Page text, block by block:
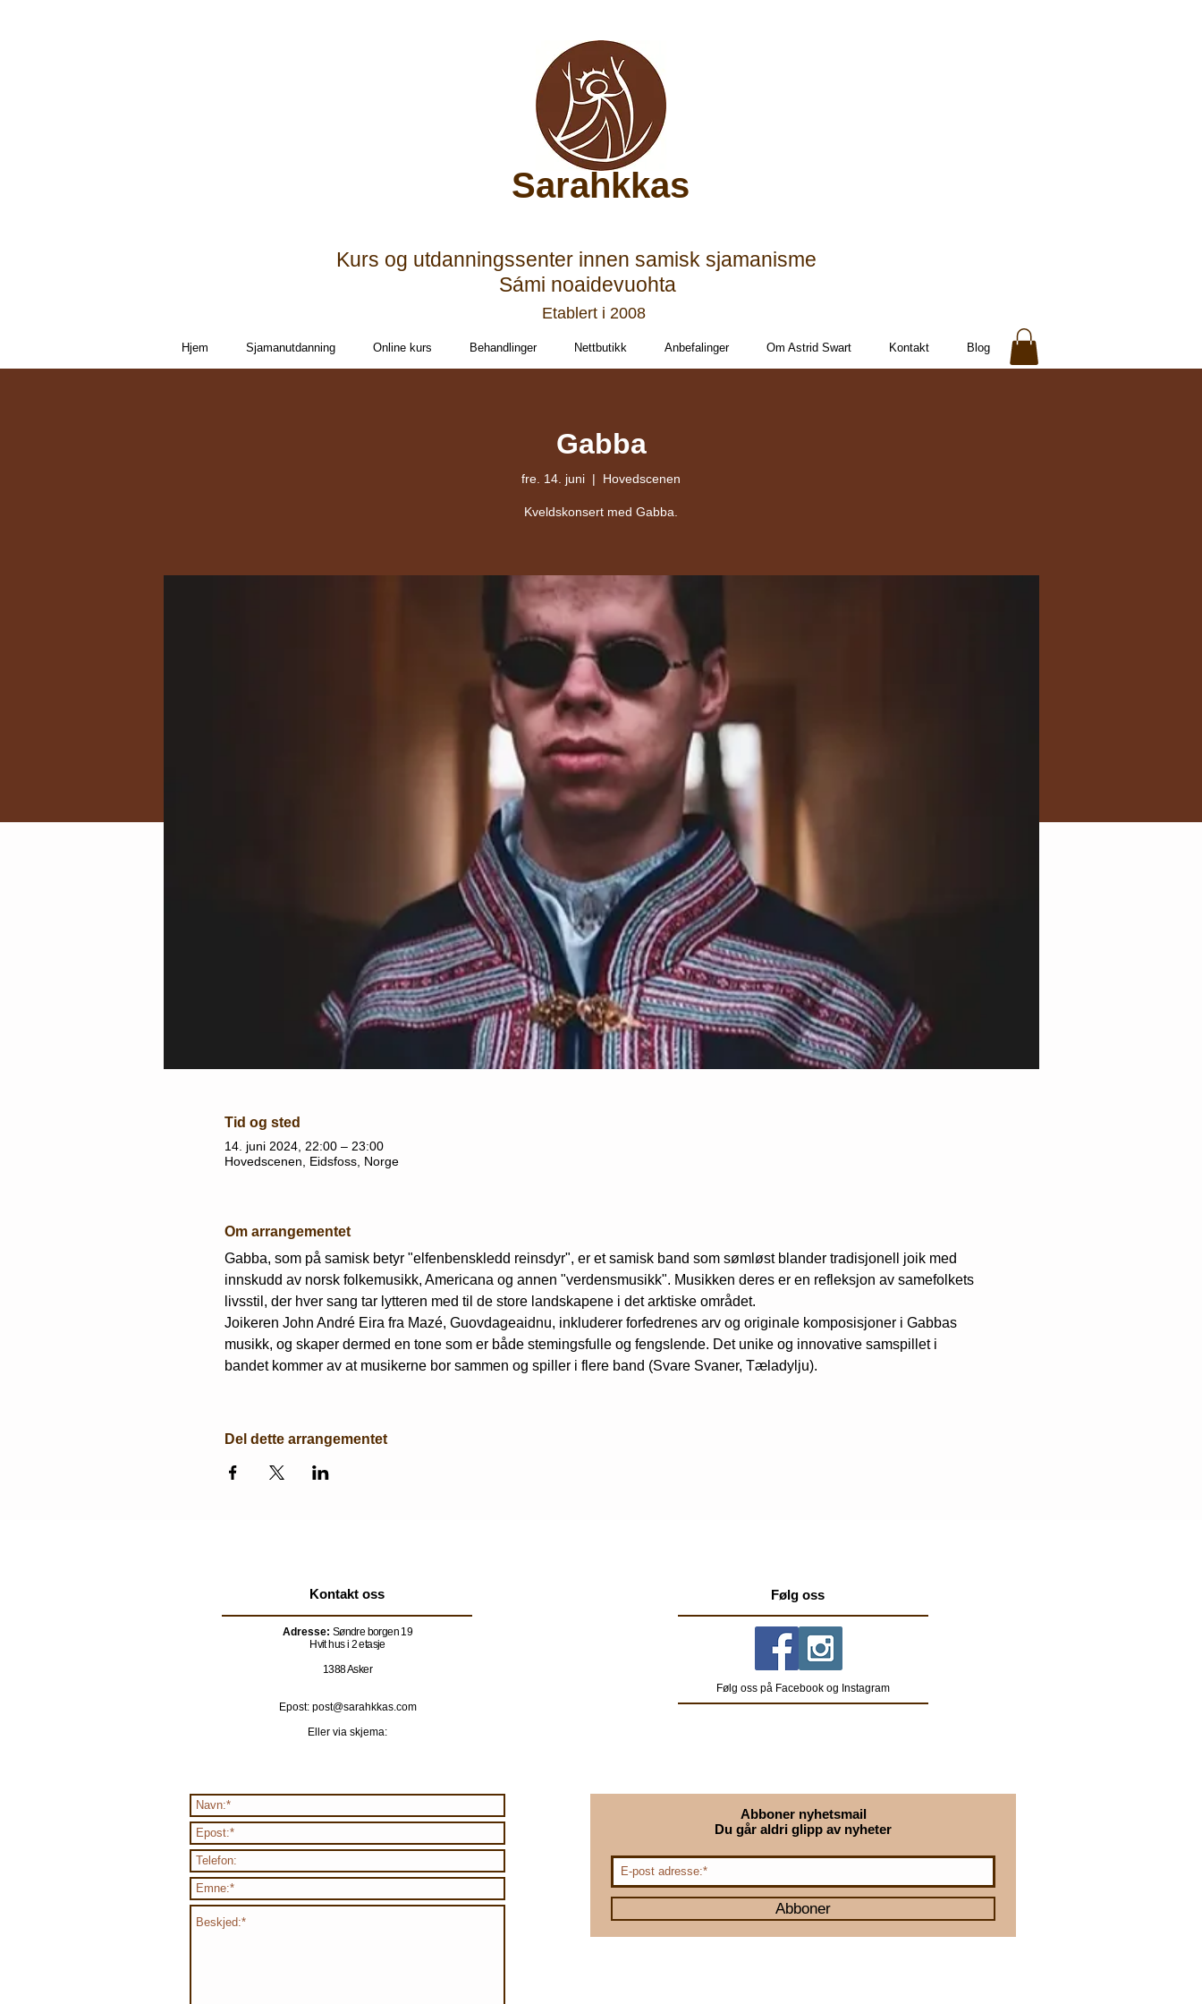
Sarahkkas
Kurs og utdanningssenter innen samisk sjamanisme
Sámi noaidevuohta
Etablert i 2008
Hjem Sjamanutdanning Online kurs Behandlinger Nettbutikk Anbefalinger Om Astrid Swart Kontakt Blog
Gabba
fre. 14. juni
  |
Hovedscenen
Kveldskonsert med Gabba.
Tid og sted
14. juni 2024, 22:00 – 23:00
Hovedscenen, Eidsfoss, Norge
Om arrangementet
Gabba, som på samisk betyr "elfenbenskledd reinsdyr", er et samisk band som sømløst blander tradisjonell joik med
innskudd av norsk folkemusikk, Americana og annen "verdensmusikk". Musikken deres er en refleksjon av samefolkets
livsstil, der hver sang tar lytteren med til de store landskapene i det arktiske området.
Joikeren John André Eira fra Mazé, Guovdageaidnu, inkluderer forfedrenes arv og originale komposisjoner i Gabbas
musikk, og skaper dermed en tone som er både stemingsfulle og fengslende. Det unike og innovative samspillet i
bandet kommer av at musikerne bor sammen og spiller i flere band (Svare Svaner, Tæladylju).
Del dette arrangementet
Kontakt oss
Adresse: Søndre borgen 19
Hvit hus i 2 etasje
1388 Asker
Epost: post@sarahkkas.com
Eller via skjema:
Følg oss
Følg oss på Facebook og Instagram
Abboner nyhetsmail
Du går aldri glipp av nyheter
Abboner